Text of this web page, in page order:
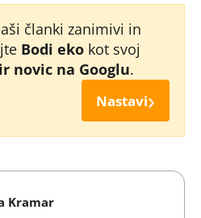
članki zanimivi in
Bodi eko kot svoj
novic na Googlu.
Nastavi›
Kramar